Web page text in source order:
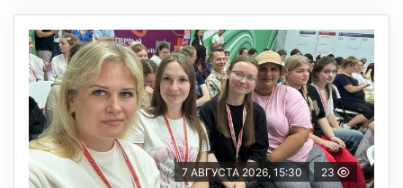
7 АВГУСТА 2026, 15:30 23